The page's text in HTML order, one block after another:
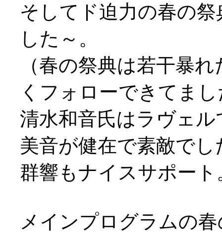
そしてド迫力の春の
した～。
（春の祭典は若干暴
くフォローできてま
清水和音氏はラヴェ
美音が健在で素敵でし
群響もナイスサポート
メインプログラムの